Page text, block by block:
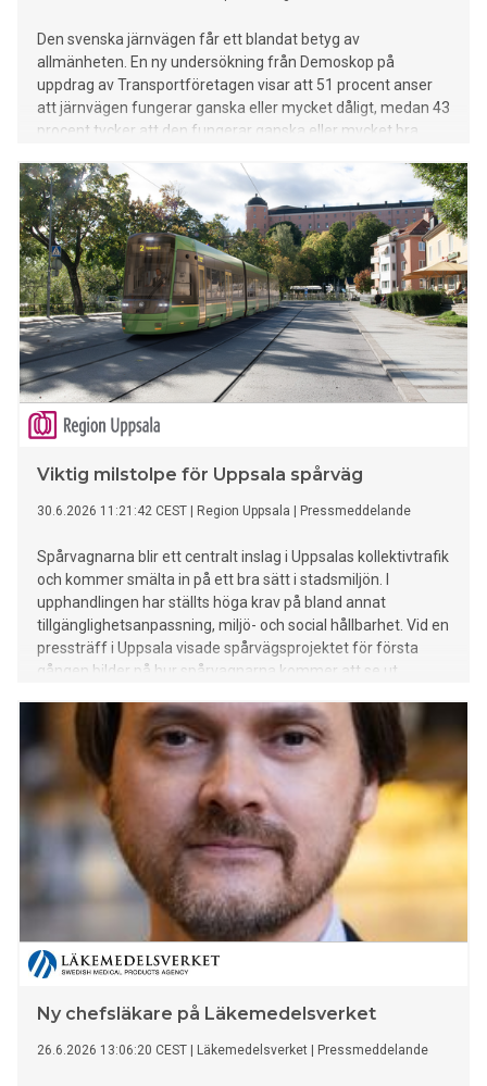
Den svenska järnvägen får ett blandat betyg av
allmänheten. En ny undersökning från Demoskop på
uppdrag av Transportföretagen visar att 51 procent anser
att järnvägen fungerar ganska eller mycket dåligt, medan 43
procent tycker att den fungerar ganska eller mycket bra.
Viktig milstolpe för Uppsala spårväg
30.6.2026 11:21:42 CEST Region Uppsala Pressmeddelande
Spårvagnarna blir ett centralt inslag i Uppsalas kollektivtrafik
och kommer smälta in på ett bra sätt i stadsmiljön. I
upphandlingen har ställts höga krav på bland annat
tillgänglighetsanpassning, miljö- och social hållbarhet. Vid en
pressträff i Uppsala visade spårvägsprojektet för första
gången bilder på hur spårvagnarna kommer att se ut.
Ny chefsläkare på Läkemedelsverket
26.6.2026 13:06:20 CEST Läkemedelsverket Pressmeddelande